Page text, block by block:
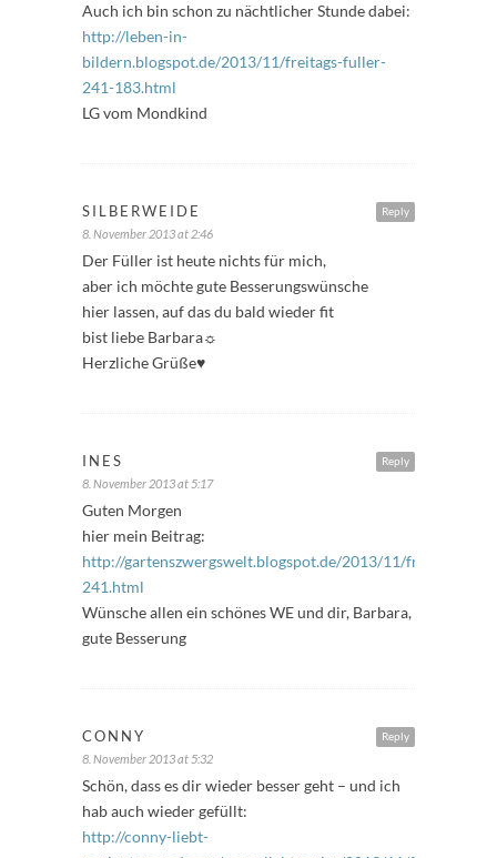
Auch ich bin schon zu nächtlicher Stunde dabei:
http://leben-in-
bildern.blogspot.de/2013/11/freitags-fuller-
241-183.html
LG vom Mondkind
Reply
SILBERWEIDE
8. November 2013 at 2:46
Der Füller ist heute nichts für mich,
aber ich möchte gute Besserungswünsche
hier lassen, auf das du bald wieder fit
bist liebe Barbara☼
Herzliche Grüße♥
Reply
INES
8. November 2013 at 5:17
Guten Morgen
hier mein Beitrag:
http://gartenszwergswelt.blogspot.de/2013/11/
241.html
Wünsche allen ein schönes WE und dir, Barbara,
gute Besserung
Reply
CONNY
8. November 2013 at 5:32
Schön, dass es dir wieder besser geht – und ich
hab auch wieder gefüllt:
http://conny-liebt-